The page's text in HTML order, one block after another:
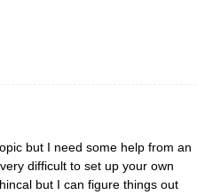
but I need some help from an
difficult to set up your own
but I can figure things out